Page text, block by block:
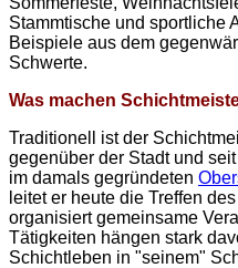
Stammtische und sportliche
Beispiele aus dem
Schwerte.
Was machen
Traditionell ist der
gegenüber der Stadt und
im damals gegründeten
leitet er heute die Treffen
organisiert gemeinsame
Tätigkeiten hängen stark
Schichtleben in "seinem"